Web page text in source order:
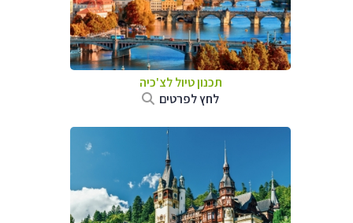
תכנון טיול לצ'כיה
לחץ לפרטים